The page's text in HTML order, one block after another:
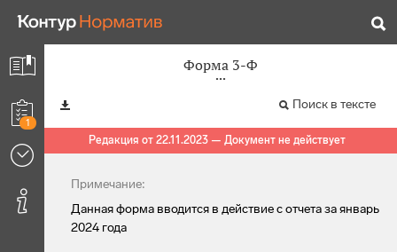
1
Форма 3-Ф
Поиск в тексте
Редакция от 22.11.2023 — Документ не действует
Примечание:
Данная форма вводится в действие с отчета за январь
2024 года